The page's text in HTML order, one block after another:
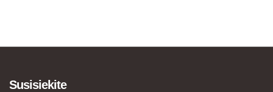
Susisiekite